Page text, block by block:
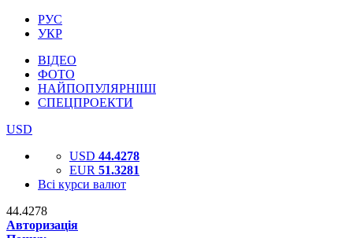
РУС
УКР
ВІДЕО
ФОТО
НАЙПОПУЛЯРНІШІ
СПЕЦПРОЕКТИ
USD
USD 44.4278
EUR 51.3281
Всі курси валют
44.4278
Авторизація